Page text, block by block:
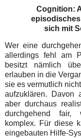
Cognition:
sich mit
Wer eine
allerdings fehl am
besitzt nämlich
erlauben in die
sie es vermutlich
aufzuklären. Davon
aber durchaus
durchgehend fair,
komplex. Für diese
eingebauten Hilfe-